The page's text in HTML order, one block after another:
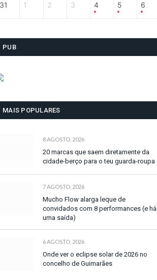
31 1 2 3 4 5 6
PUB
MAIS POPULARES
8 AGOSTO, 2026
20 marcas que saem diretamente da
cidade-berço para o teu guarda-roupa
7 AGOSTO, 2026
Mucho Flow alarga leque de
convidados com 8 performances (e há
uma saída)
6 AGOSTO, 2026
Onde ver o eclipse solar de 2026 no
concelho de Guimarães